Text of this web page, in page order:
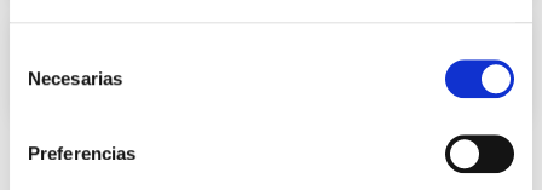
Necesarias
Preferencias
acrescentado de um produto com
seletor de potência e temperatura de